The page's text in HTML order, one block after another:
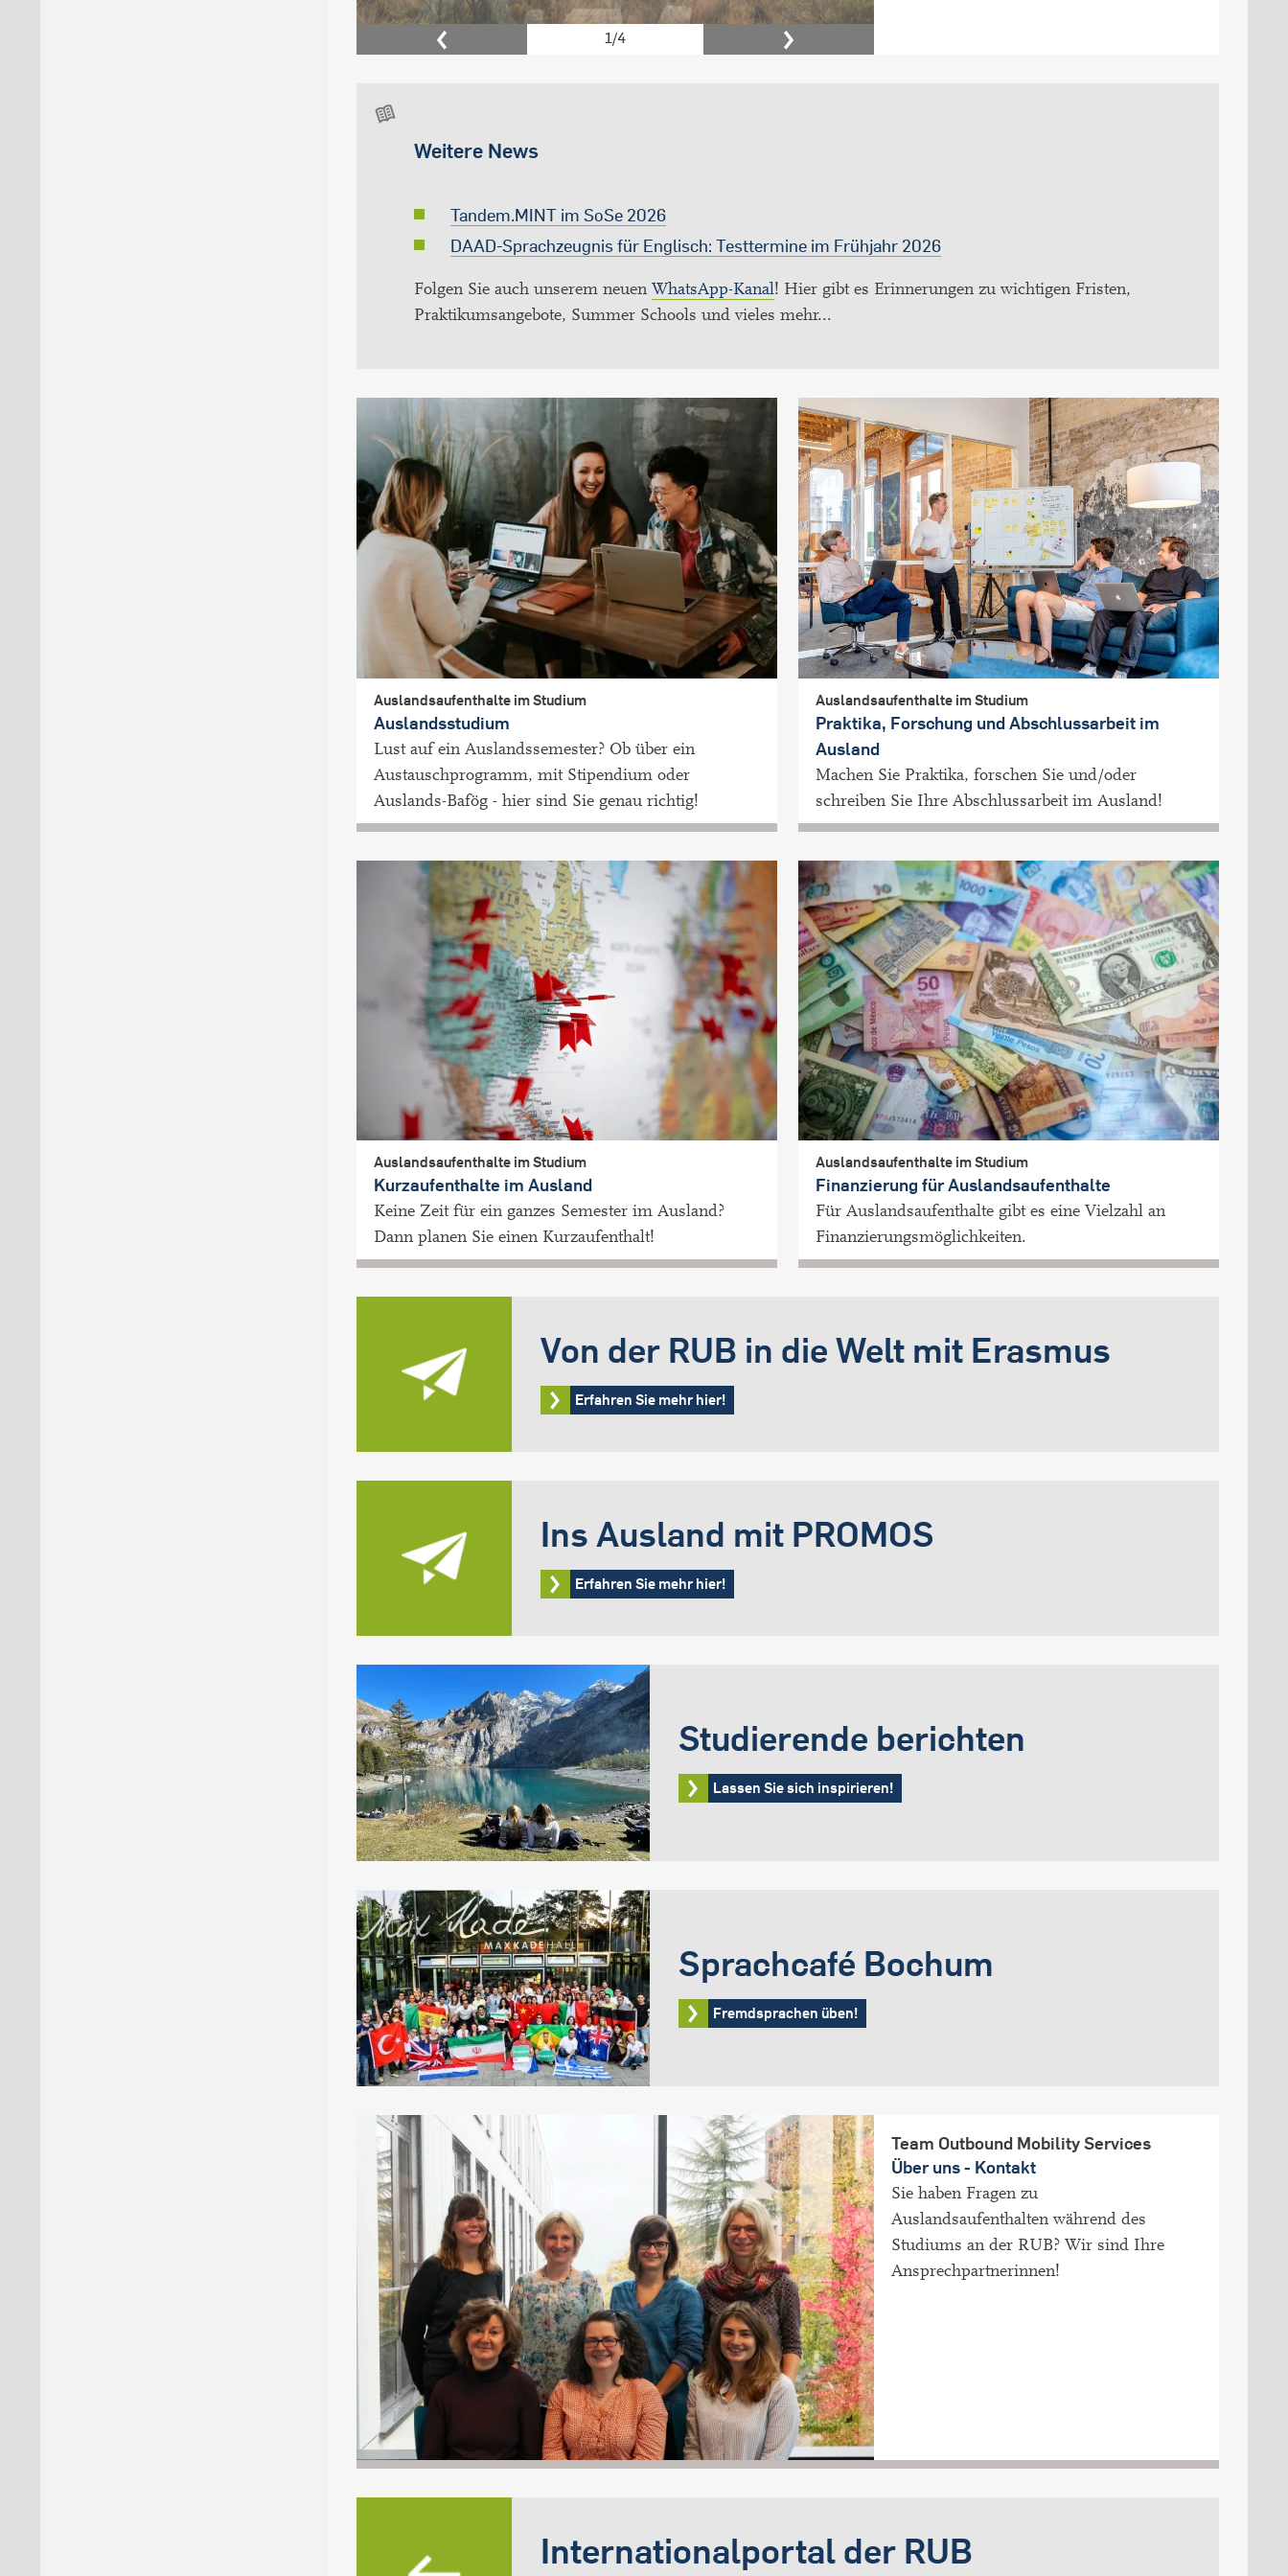
2/4
Weitere News
Tandem.MINT im SoSe 2026
DAAD-Sprachzeugnis für Englisch: Testtermine im Frühjahr 2026
Folgen Sie auch unserem neuen WhatsApp-Kanal! Hier gibt es Erinnerungen zu wichtigen Fristen,
Praktikumsangebote, Summer Schools und vieles mehr...
Auslandsaufenthalte im Studium
Auslandsstudium
Lust auf ein Auslandssemester? Ob über ein
Austauschprogramm, mit Stipendium oder
Auslands-Bafög - hier sind Sie genau richtig!
Auslandsaufenthalte im Studium
Praktika, Forschung und Abschlussarbeit im
Ausland
Machen Sie Praktika, forschen Sie und/oder
schreiben Sie Ihre Abschlussarbeit im Ausland!
Auslandsaufenthalte im Studium
Kurzaufenthalte im Ausland
Keine Zeit für ein ganzes Semester im Ausland?
Dann planen Sie einen Kurzaufenthalt!
Auslandsaufenthalte im Studium
Finanzierung für Auslandsaufenthalte
Für Auslandsaufenthalte gibt es eine Vielzahl an
Finanzierungsmöglichkeiten.
Von der RUB in die Welt mit Erasmus
Erfahren Sie mehr hier!
Ins Ausland mit PROMOS
Erfahren Sie mehr hier!
Studierende berichten
Lassen Sie sich inspirieren!
Sprachcafé Bochum
Fremdsprachen üben!
Team Outbound Mobility Services
Über uns - Kontakt
Sie haben Fragen zu
Auslandsaufenthalten während des
Studiums an der RUB? Wir sind Ihre
Ansprechpartnerinnen!
Internationalportal der RUB